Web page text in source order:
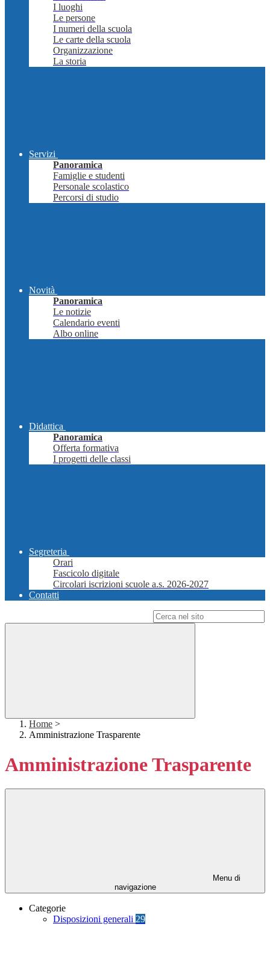
I luoghi
Le persone
I numeri della scuola
Le carte della scuola
Organizzazione
La storia
Servizi
Panoramica
Famiglie e studenti
Personale scolastico
Percorsi di studio
Novità
Panoramica
Le notizie
Calendario eventi
Albo online
Didattica
Panoramica
Offerta formativa
I progetti delle classi
Segreteria
Orari
Fascicolo digitale
Circolari iscrizioni scuole a.s. 2026-2027
Contatti
Home >
Amministrazione Trasparente
Amministrazione Trasparente
Menu di
navigazione
Categorie
Disposizioni generali 29